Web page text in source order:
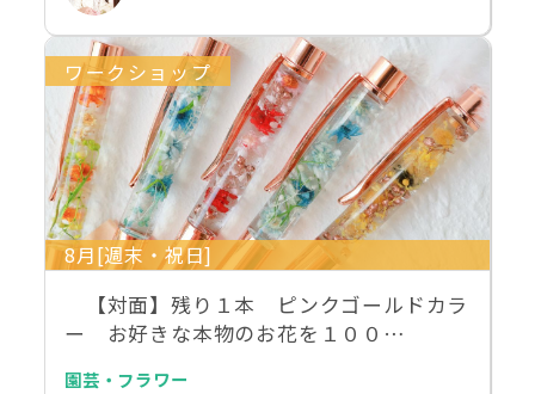
ワークショップ
8月[週末・祝日]
【対面】残り１本 ピンクゴールドカラ
ー お好きな本物のお花を１００…
園芸・フラワー